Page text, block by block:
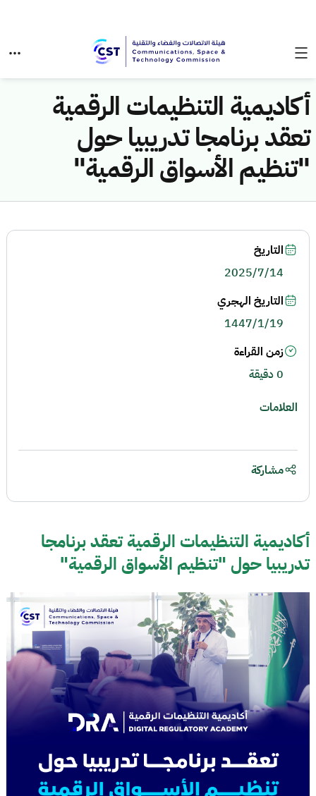
أكاديمية التنظيمات الرقمية
تعقد برنامجا تدريبيا حول
"تنظيم الأسواق الرقمية"
أكاديمية التنظيمات الرقمية تعقد برنامجا
تدريبيا حول "تنظيم الأسواق الرقمية"
التاريخ
2025/7/14
التاريخ الهجري
1447/1/19
زمن القراءة
0 دقيقة
العلامات
مشاركة